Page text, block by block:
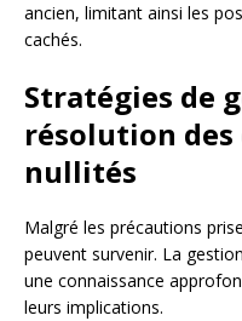
ancien, limitant ainsi les
cachés.
Stratégies de
résolution
nullités
Malgré les précautions
peuvent survenir. La
une connaissance
leurs implications.